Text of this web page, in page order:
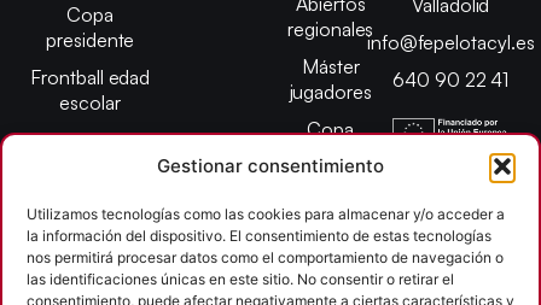
Gestionar consentimiento
Utilizamos tecnologías como las cookies para almacenar y/o acceder a
la información del dispositivo. El consentimiento de estas tecnologías
nos permitirá procesar datos como el comportamiento de navegación o
las identificaciones únicas en este sitio. No consentir o retirar el
consentimiento, puede afectar negativamente a ciertas características y
Copa
presidente
Frontball edad
escolar
regionales
Máster
jugadores
Copa
presidente
escolar
Campeonato
provincial
info@fepelotacyl.es
640 90 22 41